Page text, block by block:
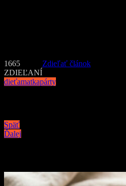
1665
ZDIEĽANÍ
Zdieľať článok
dieťamatkapárty
Späť
Ďalej